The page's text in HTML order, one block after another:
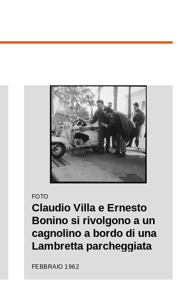
FOTO
Claudio Villa e Ernesto
Bonino si rivolgono a un
cagnolino a bordo di una
Lambretta parcheggiata
municipale nei giorni del
FEBBRAIO 1962